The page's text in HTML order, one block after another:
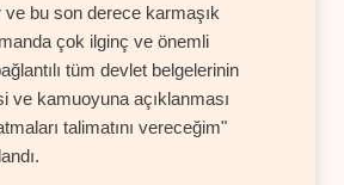
bu son derece karmaşık
çok ilginç ve önemli
tüm devlet belgelerinin
ve kamuoyuna açıklanması
talimatını vereceğim"